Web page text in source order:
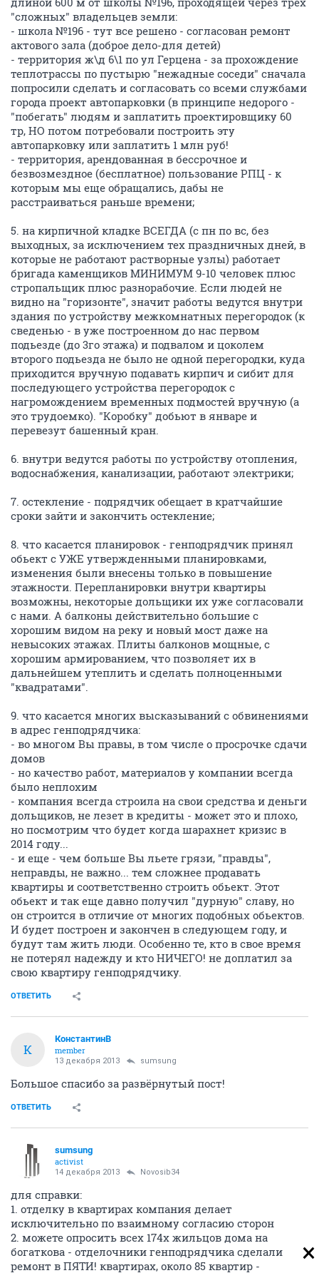
"сложных" владельцев земли:
- школа №196 - тут все решено - согласован ремонт
актового зала (доброе дело-для детей)
- территория ж\д 6\1 по ул Герцена - за прохождение
теплотрассы по пустырю "нежадные соседи" сначала
попросили сделать и согласовать со всеми службами
города проект автопарковки (в принципе недорого -
"побегать" людям и заплатить проектировщику 60
тр, НО потом потребовали построить эту
автопарковку или заплатить 1 млн руб!
- территория, арендованная в бессрочное и
безвозмездное (бесплатное) пользование РПЦ - к
которым мы еще обращались, дабы не
расстраиваться раньше времени;
5. на кирпичной кладке ВСЕГДА (с пн по вс, без
выходных, за исключением тех праздничных дней, в
которые не работают растворные узлы) работает
бригада каменщиков МИНИМУМ 9-10 человек плюс
стропальщик плюс разнорабочие. Если людей не
видно на "горизонте", значит работы ведутся внутри
здания по устройству межкомнатных перегородок (к
сведенью - в уже построенном до нас первом
подьезде (до 3го этажа) и подвалом и цоколем
второго подьезда не было не одной перегородки, куда
приходится вручную подавать кирпич и сибит для
последующего устройства перегородок с
нагромождением временных подмостей вручную (а
это трудоемко). "Коробку" добьют в январе и
перевезут башенный кран.
6. внутри ведутся работы по устройству отопления,
водоснабжения, канализации, работают электрики;
7. остекление - подрядчик обещает в кратчайшие
сроки зайти и закончить остекление;
8. что касается планировок - генподрядчик принял
обьект с УЖЕ утвержденными планировками,
изменения были внесены только в повышение
этажности. Перепланировки внутри квартиры
возможны, некоторые дольщики их уже согласовали
с нами. А балконы действительно большие с
хорошим видом на реку и новый мост даже на
невысоких этажах. Плиты балконов мощные, с
хорошим армированием, что позволяет их в
дальнейшем утеплить и сделать полноценными
"квадратами".
9. что касается многих высказываний с обвинениями
в адрес генподрядчика:
- во многом Вы правы, в том числе о просрочке сдачи
домов
- но качество работ, материалов у компании всегда
было неплохим
- компания всегда строила на свои средства и деньги
дольщиков, не лезет в кредиты - может это и плохо,
но посмотрим что будет когда шарахнет кризис в
2014 году...
- и еще - чем больше Вы льете грязи, "правды",
неправды, не важно... тем сложнее продавать
квартиры и соответственно строить обьект. Этот
обьект и так еще давно получил "дурную" славу, но
он строится в отличие от многих подобных обьектов.
И будет построен и закончен в следующем году, и
будут там жить люди. Особенно те, кто в свое время
не потерял надежду и кто НИЧЕГО! не доплатил за
свою квартиру генподрядчику.
ОТВЕТИТЬ
К
КонстантинВ
member
13 декабря 2013 sumsung
Большое спасибо за развёрнутый пост!
ОТВЕТИТЬ
sumsung
activist
14 декабря 2013 Novosib34
для справки:
1. отделку в квартирах компания делает
исключительно по взаимному согласию сторон
2. можете опросить всех 174х жильцов дома на
богаткова - отделочники генподрядчика сделали
ремонт в ПЯТИ! квартирах, около 85 квартир -